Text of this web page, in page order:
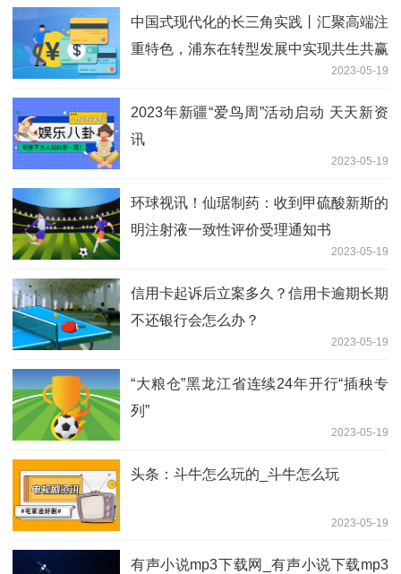
中国式现代化的长三角实践丨汇聚高端注
重特色，浦东在转型发展中实现共生共赢
2023-05-19
2023年新疆“爱鸟周”活动启动 天天新资
讯
2023-05-19
环球视讯！仙琚制药：收到甲硫酸新斯的
明注射液一致性评价受理通知书
2023-05-19
信用卡起诉后立案多久？信用卡逾期长期
不还银行会怎么办？
2023-05-19
“大粮仓”黑龙江省连续24年开行“插秧专
列”
2023-05-19
头条：斗牛怎么玩的_斗牛怎么玩
2023-05-19
有声小说mp3下载网_有声小说下载mp3